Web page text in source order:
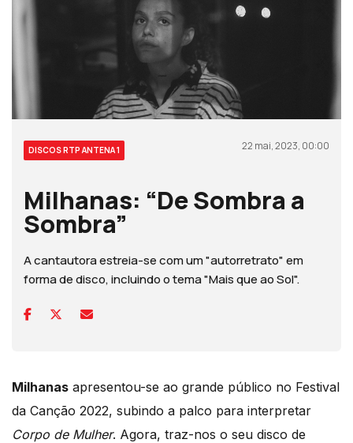
DISCOS RTP ANTENA 1 22 mai, 2023, 00:00
Milhanas: “De Sombra a
Sombra”
A cantautora estreia-se com um "autorretrato" em
forma de disco, incluindo o tema "Mais que ao Sol".
Milhanas apresentou-se ao grande público no Festival
da Canção 2022, subindo a palco para interpretar
Corpo de Mulher. Agora, traz-nos o seu disco de